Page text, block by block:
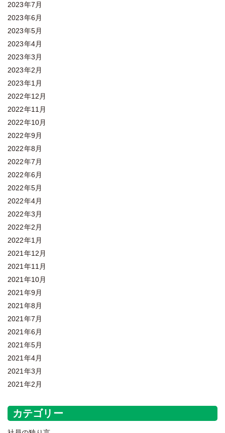
2023年7月
2023年6月
2023年5月
2023年4月
2023年3月
2023年2月
2023年1月
2022年12月
2022年11月
2022年10月
2022年9月
2022年8月
2022年7月
2022年6月
2022年5月
2022年4月
2022年3月
2022年2月
2022年1月
2021年12月
2021年11月
2021年10月
2021年9月
2021年8月
2021年7月
2021年6月
2021年5月
2021年4月
2021年3月
2021年2月
カテゴリー